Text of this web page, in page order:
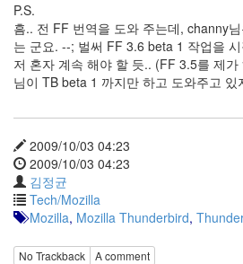
P.S.
흠.. 전 FF 번역을 도와 주는데, channy
는 군요. --; 벌써 FF 3.6 beta 1 작업을
저 혼자 계속 해야 할 듯.. (FF 3.5를 제
님이 TB beta 1 까지만 하고 도와주고 있
2009/10/03 04:23
2009/10/03 04:23
김정균
Tech/Mozilla
Mozilla, Mozilla Thunderbird,
No Trackback A comment